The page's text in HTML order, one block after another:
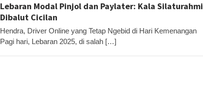
Lebaran Modal Pinjol dan Paylater: Kala Silaturahmi
Dibalut Cicilan
Hendra, Driver Online yang Tetap Ngebid di Hari Kemenangan
Pagi hari, Lebaran 2025, di salah […]